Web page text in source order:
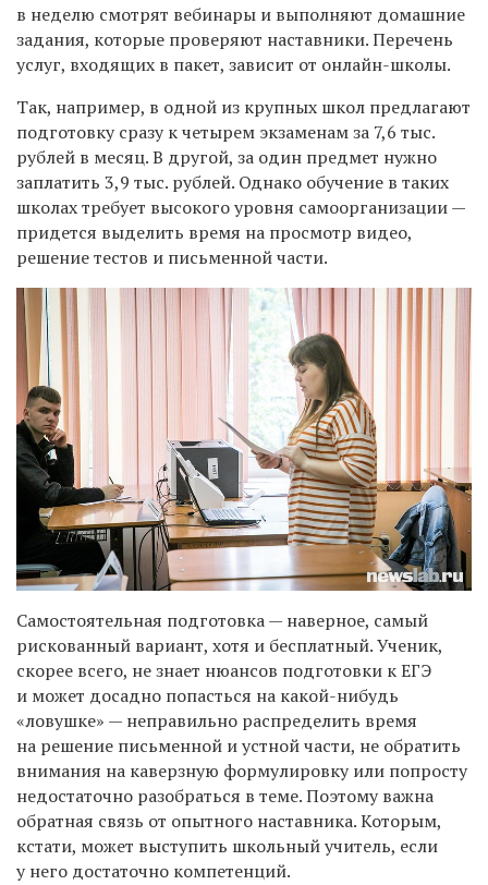
в неделю смотрят вебинары и выполняют домашние
задания, которые проверяют наставники. Перечень
услуг, входящих в пакет, зависит от онлайн-школы.
Так, например, в одной из крупных школ предлагают
подготовку сразу к четырем экзаменам за 7,6 тыс.
рублей в месяц. В другой, за один предмет нужно
заплатить 3,9 тыс. рублей. Однако обучение в таких
школах требует высокого уровня самоорганизации —
придется выделить время на просмотр видео,
решение тестов и письменной части.
Самостоятельная подготовка — наверное, самый
рискованный вариант, хотя и бесплатный. Ученик,
скорее всего, не знает нюансов подготовки к ЕГЭ
и может досадно попасться на какой-нибудь
«ловушке» — неправильно распределить время
на решение письменной и устной части, не обратить
внимания на каверзную формулировку или попросту
недостаточно разобраться в теме. Поэтому важна
обратная связь от опытного наставника. Которым,
кстати, может выступить школьный учитель, если
у него достаточно компетенций.